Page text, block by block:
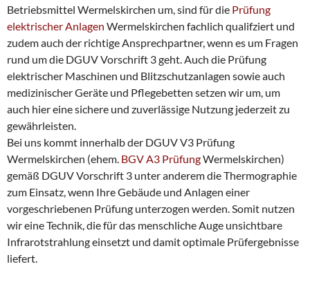
Betriebsmittel Wermelskirchen um, sind für die Prüfung
elektrischer Anlagen Wermelskirchen fachlich qualifziert und
zudem auch der richtige Ansprechpartner, wenn es um Fragen
rund um die DGUV Vorschrift 3 geht. Auch die Prüfung
elektrischer Maschinen und Blitzschutzanlagen sowie auch
medizinischer Geräte und Pflegebetten setzen wir um, um
auch hier eine sichere und zuverlässige Nutzung jederzeit zu
gewährleisten.
Bei uns kommt innerhalb der DGUV V3 Prüfung
Wermelskirchen (ehem. BGV A3 PrüfungWermelskirchen)
gemäß DGUV Vorschrift 3 unter anderem die Thermographie
zum Einsatz, wenn Ihre Gebäude und Anlagen einer
vorgeschriebenen Prüfung unterzogen werden. Somit nutzen
wir eine Technik, die für das menschliche Auge unsichtbare
Infrarotstrahlung einsetzt und damit optimale Prüfergebnisse
liefert.